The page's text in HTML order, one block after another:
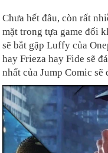
Chưa hết đâu, còn rất
mặt trong tựa game đối
sẽ bắt gặp Luffy của
hay Frieza hay Fide sẽ
nhất của Jump Comic